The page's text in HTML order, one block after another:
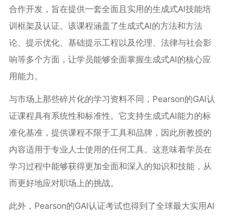
合作开发，旨在提供一套全面且实用的生成式AI技能培
训框架及认证。该课程涵盖了生成式AI的方法和方法
论、提示优化、基础提示工程以及伦理、法律与社会影
响等多个方面，让学员能够全面掌握生成式AI的核心应
用能力。
与市场上那些碎片化的学习资料不同，Pearson的GAI认
证课程具有系统性和标准性。它支持生成式AI能力的标
准化基准，提供课程不限于工具和品牌，因此所教授的
内容适用于专业人士使用的任何工具。这意味着学员在
学习过程中能够获得更加全面和深入的知识和技能，从
而更好地应对职场上的挑战。
此外，Pearson的GAI认证考试也得到了全球最大实用AI